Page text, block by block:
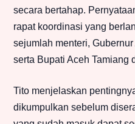
secara bertahap.
rapat koordinasi yang
sejumlah menteri,
serta Bupati Aceh Tamiang
Tito menjelaskan
dikumpulkan sebelum